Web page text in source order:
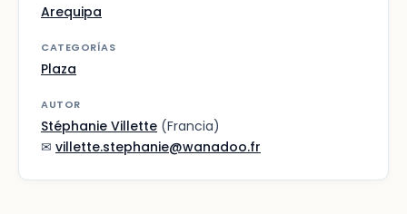
Arequipa
CATEGORÍAS
Plaza
AUTOR
Stéphanie Villette (Francia)
✉ villette.stephanie@wanadoo.fr